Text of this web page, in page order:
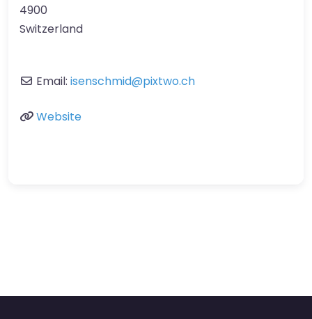
4900
Switzerland
Email: isenschmid@pixtwo.ch
Website